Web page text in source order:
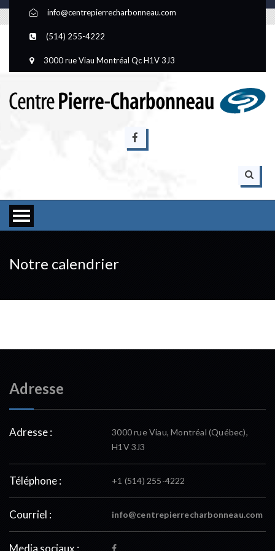
info@centrepierrecharbonneau.com
(514) 255-4222
3000 rue Viau Montréal Qc H1V 3J3
Notre calendrier
Adresse
Adresse :
3000 rue Viau, Montréal (Québec),
H1V 3J3
Téléphone : +1 (514) 255-4222
Courriel : info@centrepierrecharbonneau.com
Media sociaux :